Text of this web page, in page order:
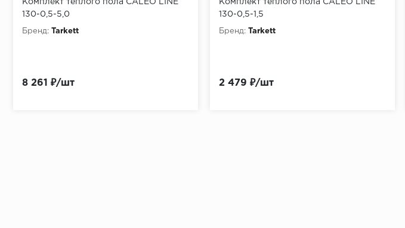
Комплект теплого пола CALEO LINE
130-0,5-5,0
Бренд: Tarkett
8 261 ₽/шт
Комплект теплого пола CALEO LINE
130-0,5-1,5
Бренд: Tarkett
2 479 ₽/шт